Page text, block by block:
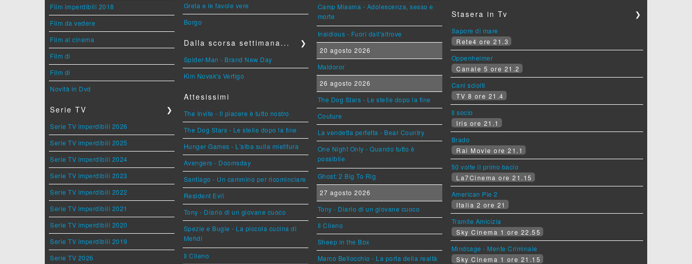
Film imperdibili 2018
Film da vedere
Film al cinema
Film di
Film di
Novità in Dvd
Serie TV ❯
Serie TV imperdibili 2026
Serie TV imperdibili 2025
Serie TV imperdibili 2024
Serie TV imperdibili 2023
Serie TV imperdibili 2022
Serie TV imperdibili 2021
Serie TV imperdibili 2020
Serie TV imperdibili 2019
Serie TV 2026
Greta e le favole vere
Borgo
Dalla scorsa settimana... ❯
Spider-Man - Brand New Day
Kim Novak's Vertigo
Attesissimi
The Invite - Il piacere è tutto nostro
The Dog Stars - Le stelle dopo la fine
Hunger Games - L'alba sulla mietitura
Avengers - Doomsday
Santiago - Un cammino per ricominciare
Resident Evil
Tony - Diario di un giovane cuoco
Spezie e Bugie - La piccola cucina di
Mehdi
Il Cileno
Camp Miasma - Adolescenza, sesso e
morte
Insidious - Fuori dall'altrove
20 agosto 2026
Maldoror
26 agosto 2026
The Dog Stars - Le stelle dopo la fine
Couture
La vendetta perfetta - Bear Country
One Night Only - Quando tutto è
possibile
Ghost: 2 Big To Rig
27 agosto 2026
Tony - Diario di un giovane cuoco
Il Cileno
Sheep in the Box
Marco Bellocchio - La porta della realtà
Stasera in Tv ❯
Sapore di mare
Rete4 ore 21.3
Oppenheimer
Canale 5 ore 21.2
Cani sciolti
TV 8 ore 21.4
Il socio
Iris ore 21.1
Brado
Rai Movie ore 21.1
50 volte il primo bacio
La7Cinema ore 21.15
American Pie 2
Italia 2 ore 21
Tramite Amicizia
Sky Cinema 1 ore 22.55
Mindcage - Mente Criminale
Sky Cinema 1 ore 21.15